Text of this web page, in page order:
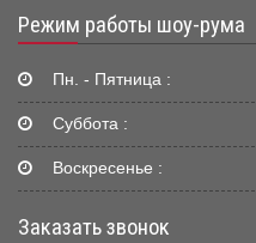
Режим работы шоу-рума
Пн. - Пятница :
Суббота :
Воскресенье :
Заказать звонок